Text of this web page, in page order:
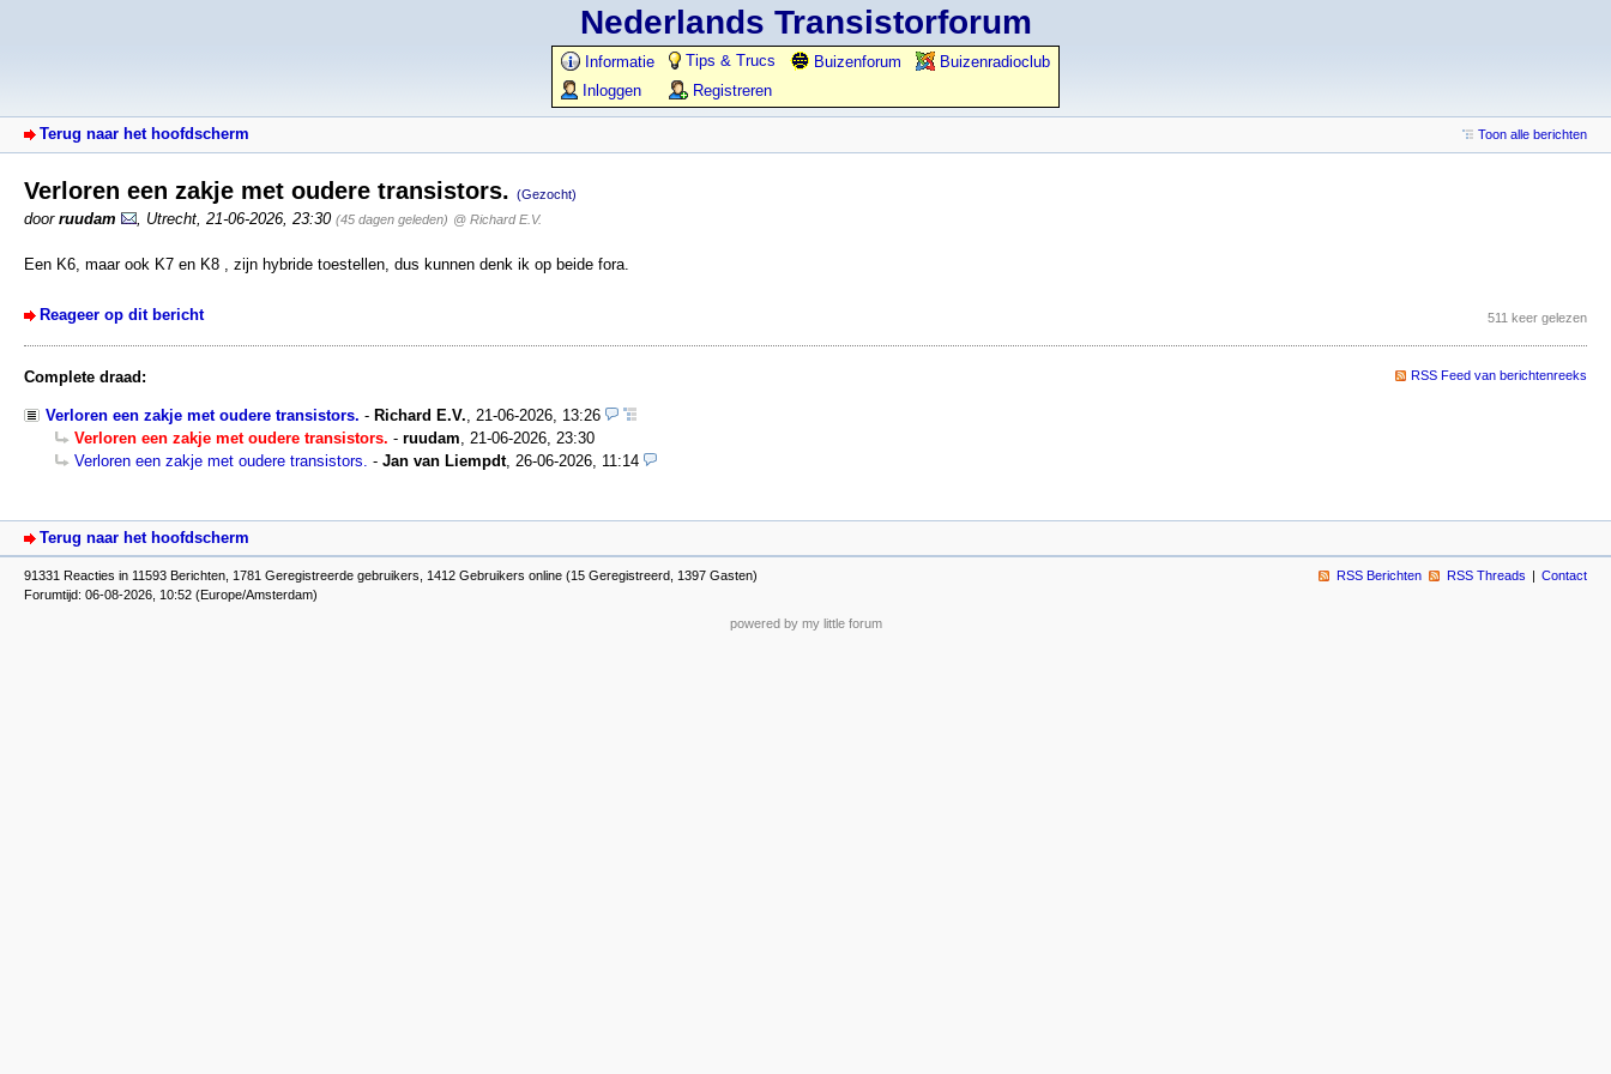
Nederlands Transistorforum
Informatie Tips & Trucs Buizenforum
Buizenradioclub
Inloggen
Registreren
Terug naar het hoofdscherm Toon alle berichten
Verloren een zakje met oudere transistors. (Gezocht)
door ruudam Utrecht 21-06-2026, 23:30 (45 dagen geleden) @ Richard E.V.
Een K6, maar ook K7 en K8 , zijn hybride toestellen, dus kunnen denk ik op beide fora.
Reageer op dit bericht 511 keer gelezen
Complete draad: RSS Feed van berichtenreeks
Verloren een zakje met oudere transistors. - Richard E.V.
21-06-2026, 13:26
Verloren een zakje met oudere transistors. - ruudam
21-06-2026, 23:30
Verloren een zakje met oudere transistors. - Jan van Liempdt, 26-06-2026, 11:14
Terug naar het hoofdscherm
91331 Reacties in 11593 Berichten, 1781 Geregistreerde gebruikers, 1412 Gebruikers online (15 Geregistreerd, 1397 Gasten)
Forumtijd: 06-08-2026, 10:52 (Europe/Amsterdam)
RSS Berichten RSS Threads Contact
powered by my little forum